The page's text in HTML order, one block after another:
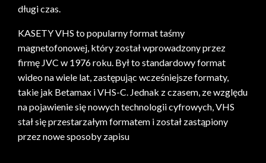
długi czas.
KASETY VHS to popularny format taśmy
magnetofonowej, który został wprowadzony przez
firmę JVC w 1976 roku. Był to standardowy format
wideo na wiele lat, zastępując wcześniejsze formaty,
takie jak Betamax i VHS-C. Jednak z czasem, ze względu
na pojawienie się nowych technologii cyfrowych, VHS
stał się przestarzałym formatem i został zastąpiony
przez nowe sposoby zapisu